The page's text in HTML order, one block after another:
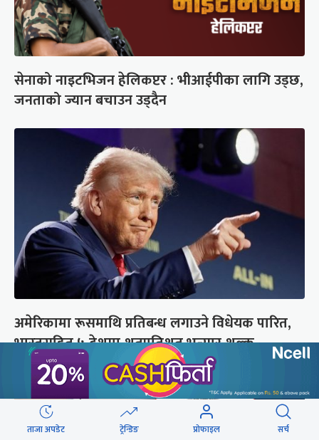
सेनाको नाइटभिजन हेलिकप्टर : भीआईपीका लागि उड्छ,
जनताको ज्यान बचाउन उड्दैन
अमेरिकामा रूसमाथि प्रतिबन्ध लगाउने विधेयक पारित,
भारतसहित ५ देशमा शतप्रतिशत भन्सार शुल्क
ताजा अपडेट ट्रेन्डिङ प्रोफाइल सर्च